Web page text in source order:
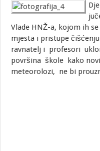
Vlade HNŽ-a, kojom ih se
mjesta i pristupe
ravnatelj i profesori
površina škole kako
meteorolozi, ne bi